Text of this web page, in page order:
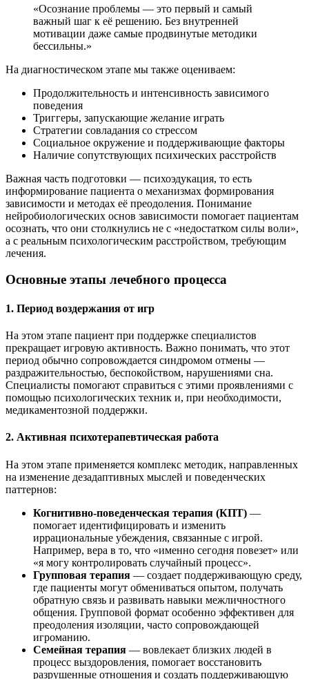
«Осознание проблемы — это первый и самый
важный шаг к её решению. Без внутренней
мотивации даже самые продвинутые методики
бессильны.»
На диагностическом этапе мы также оцениваем:
Продолжительность и интенсивность зависимого
поведения
Триггеры, запускающие желание играть
Стратегии совладания со стрессом
Социальное окружение и поддерживающие факторы
Наличие сопутствующих психических расстройств
Важная часть подготовки — психоэдукация, то есть
информирование пациента о механизмах формирования
зависимости и методах её преодоления. Понимание
нейробиологических основ зависимости помогает пациентам
осознать, что они столкнулись не с «недостатком силы воли»,
а с реальным психологическим расстройством, требующим
лечения.
Основные этапы лечебного процесса
1. Период воздержания от игр
На этом этапе пациент при поддержке специалистов
прекращает игровую активность. Важно понимать, что этот
период обычно сопровождается синдромом отмены —
раздражительностью, беспокойством, нарушениями сна.
Специалисты помогают справиться с этими проявлениями с
помощью психологических техник и, при необходимости,
медикаментозной поддержки.
2. Активная психотерапевтическая работа
На этом этапе применяется комплекс методик, направленных
на изменение дезадаптивных мыслей и поведенческих
паттернов:
Когнитивно-поведенческая терапия (КПТ) —
помогает идентифицировать и изменить
иррациональные убеждения, связанные с игрой.
Например, вера в то, что «именно сегодня повезет» или
«я могу контролировать случайный процесс».
Групповая терапия — создает поддерживающую среду,
где пациенты могут обмениваться опытом, получать
обратную связь и развивать навыки межличностного
общения. Групповой формат особенно эффективен для
преодоления изоляции, часто сопровождающей
игроманию.
Семейная терапия — вовлекает близких людей в
процесс выздоровления, помогает восстановить
разрушенные отношения и создать поддерживающую